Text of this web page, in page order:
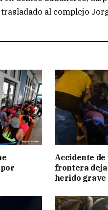
al complejo
Accidente
frontera
herido grave